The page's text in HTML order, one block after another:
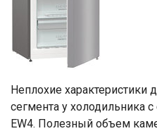
Неплохие характеристики
сегмента у холодильника
EW4. Полезный объем